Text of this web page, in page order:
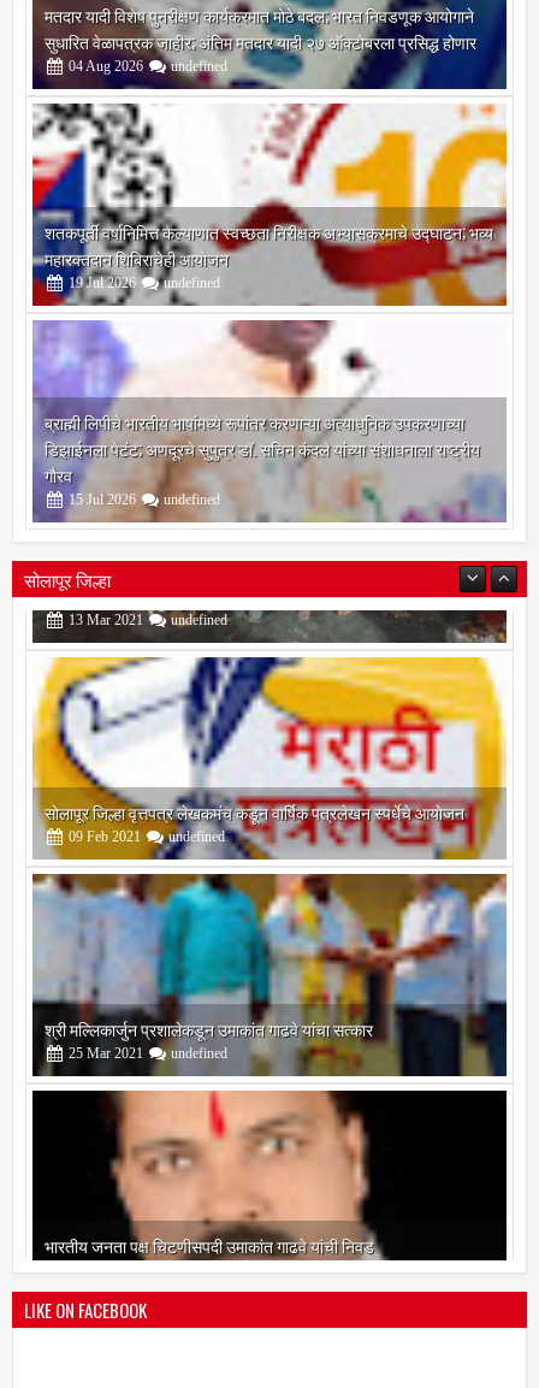
मतदार यादी विशेष पुनरीक्षण कार्यक्रमात मोठे बदल; भारत निवडणूक आयोगाने
सुधारित वेळापत्रक जाहीर; अंतिम मतदार यादी २७ ऑक्टोबरला प्रसिद्ध होणार
04 Aug 2026 undefined
शतकपूर्ती वर्षानिमित्त कल्याणात स्वच्छता निरीक्षक अभ्यासक्रमाचे उद्घाटन; भव्य
महारक्तदान शिबिराचेही आयोजन
19 Jul 2026 undefined
ब्राह्मी लिपीचे भारतीय भाषांमध्ये रूपांतर करणाऱ्या अत्याधुनिक उपकरणाच्या
डिझाईनला पेटंट; अणदूरचे सुपुत्र डॉ. सचिन कंदले यांच्या संशोधनाला राष्ट्रीय
गौरव
15 Jul 2026 undefined
सोलापूर जिल्हा
सोलापूर जिल्हा वृत्तपत्र लेखकमंच कडून वार्षिक पत्रलेखन स्पर्धेचे आयोजन
Feb 2021 undefined
श्री मल्लिकार्जुन प्रशालेकडून उमाकांत गाढवे यांचा सत्कार
Mar 2021
भारतीय जनता पक्ष चिटणीसपदी उमाकांत गाढवे यांची निवड
2021 undefined
LIKE ON FACEBOOK